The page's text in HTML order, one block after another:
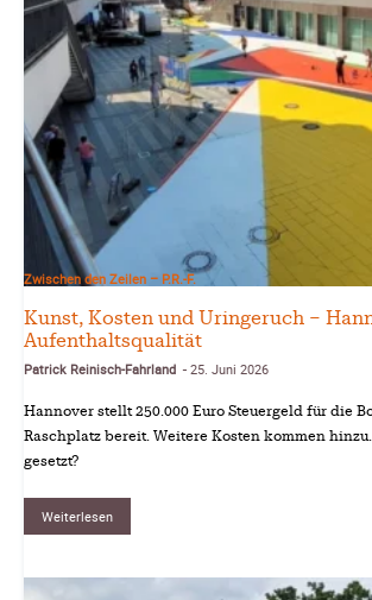
Zwischen den Zeilen – P.R.-F.
Kunst, Kosten und Uringeruch –
Aufenthaltsqualität
Patrick Reinisch-Fahrland - 25. Juni 2026
Hannover stellt 250.000 Euro Steuergeld für die
Raschplatz bereit. Weitere Kosten kommen
gesetzt?
Weiterlesen